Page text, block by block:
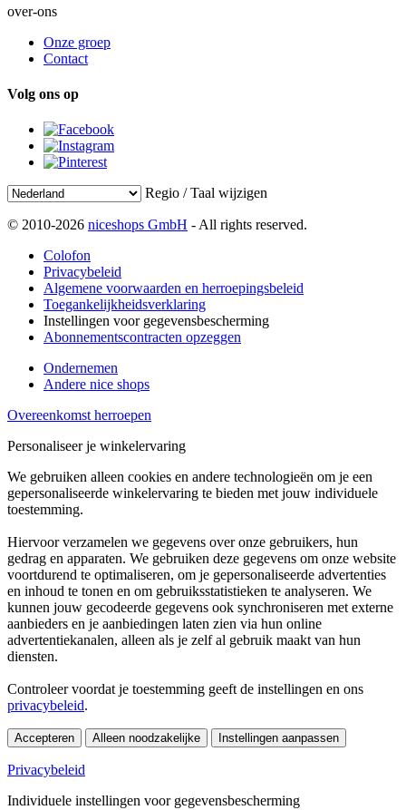
over-ons
Onze groep
Contact
Volg ons op
Regio / Taal wijzigen
© 2010-2026 niceshops GmbH - All rights reserved.
Colofon
Privacybeleid
Algemene voorwaarden en herroepingsbeleid
Toegankelijkheidsverklaring
Instellingen voor gegevensbescherming
Abonnementscontracten opzeggen
Ondernemen
Andere nice shops
Overeenkomst herroepen
Personaliseer je winkelervaring
We gebruiken alleen cookies en andere technologieën om je een
gepersonaliseerde winkelervaring te bieden met jouw individuele
toestemming.
Hiervoor verzamelen we gegevens over onze gebruikers, hun
gedrag en apparaten. We gebruiken deze gegevens om onze website
voortdurend te optimaliseren, om je gepersonaliseerde advertenties
en inhoud te tonen en om gebruiksstatistieken te analyseren. We
kunnen jouw gecodeerde gegevens ook synchroniseren met externe
aanbieders en je aanbiedingen laten zien via hun online
advertentiekanalen, alleen als je zelf al gebruik maakt van hun
diensten.
Controleer voordat je toestemming geeft de instellingen en ons
privacybeleid.
Accepteren Alleen noodzakelijke Instellingen aanpassen
Privacybeleid
Individuele instellingen voor gegevensbescherming